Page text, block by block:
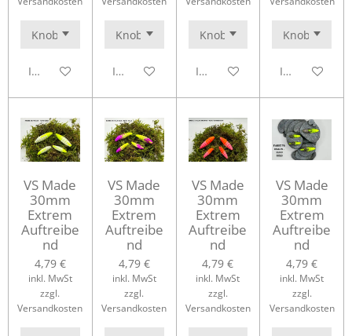
In den WarenkorbIn den WarenkorbIn den WarenkorbIn den
VS Made
30mm
Extrem
Auftreibe
nd
4,79 €
inkl. MwSt
zzgl.
Versandkosten
VS Made
30mm
Extrem
Auftreibe
nd
4,79 €
inkl. MwSt
zzgl.
Versandkosten
VS Made
30mm
Extrem
Auftreibe
nd
4,79 €
inkl. MwSt
zzgl.
Versandkosten
VS Made
30mm
Extrem
Auftreibe
nd
4,79 €
inkl. MwSt
zzgl.
Versandkosten